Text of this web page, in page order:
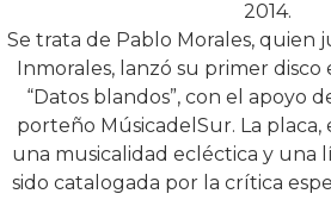
Cultural de
Tres jóvenes cantautores de la
han unido para ofrecer un
las que cada uno presentará
respectivos discos debut,
2014.